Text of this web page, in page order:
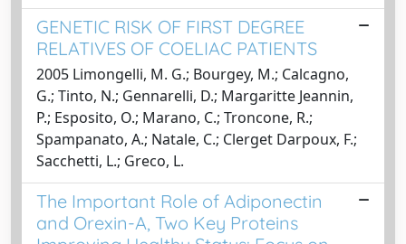
GENETIC RISK OF FIRST DEGREE
RELATIVES OF COELIAC PATIENTS
2005 Limongelli, M. G.; Bourgey, M.; Calcagno,
G.; Tinto, N.; Gennarelli, D.; Margaritte Jeannin,
P.; Esposito, O.; Marano, C.; Troncone, R.;
Spampanato, A.; Natale, C.; Clerget Darpoux, F.;
Sacchetti, L.; Greco, L.
The Important Role of Adiponectin
and Orexin-A, Two Key Proteins